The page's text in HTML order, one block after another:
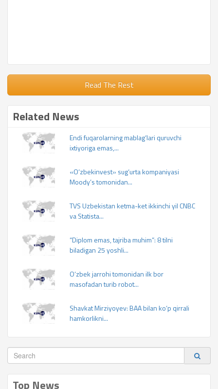
Read The Rest
Related News
Endi fuqarolarning mablag‘lari quruvchi
ixtiyoriga emas,...
«O‘zbekinvest» sug‘urta kompaniyasi
Moody’s tomonidan...
TVS Uzbekistan ketma-ket ikkinchi yil CNBC
va Statista...
“Diplom emas, tajriba muhim”: 8 tilni
biladigan 25 yoshli...
O‘zbek jarrohi tomonidan ilk bor
masofadan turib robot...
Shavkat Mirziyoyev: BAA bilan ko‘p qirrali
hamkorlikni...
Top News